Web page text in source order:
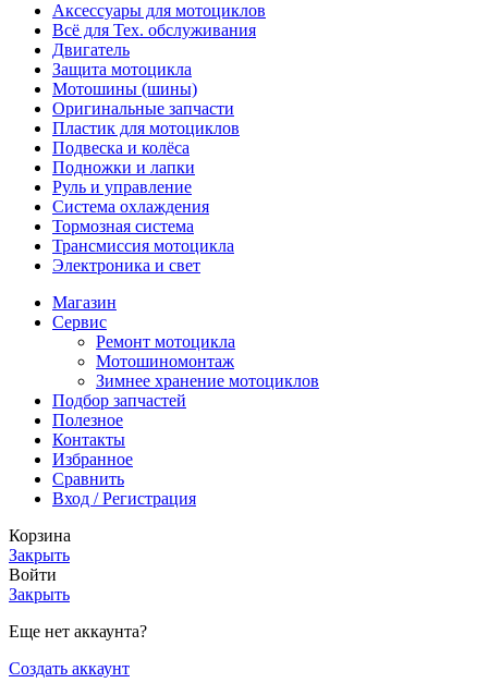
Аксессуары для мотоциклов
Всё для Тех. обслуживания
Двигатель
Защита мотоцикла
Мотошины (шины)
Оригинальные запчасти
Пластик для мотоциклов
Подвеска и колёса
Подножки и лапки
Руль и управление
Система охлаждения
Тормозная система
Трансмиссия мотоцикла
Электроника и свет
Магазин
Сервис
Ремонт мотоцикла
Мотошиномонтаж
Зимнее хранение мотоциклов
Подбор запчастей
Полезное
Контакты
Избранное
Сравнить
Вход / Регистрация
Корзина
Закрыть
Войти
Закрыть
Еще нет аккаунта?
Создать аккаунт